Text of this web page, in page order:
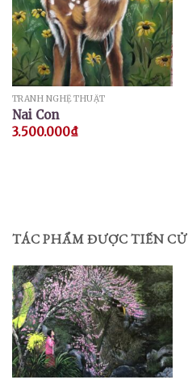
TRANH NGHỆ THUẬT
Nai Con
3.500.000₫
TÁC PHẨM ĐƯỢC TIẾN CỬ